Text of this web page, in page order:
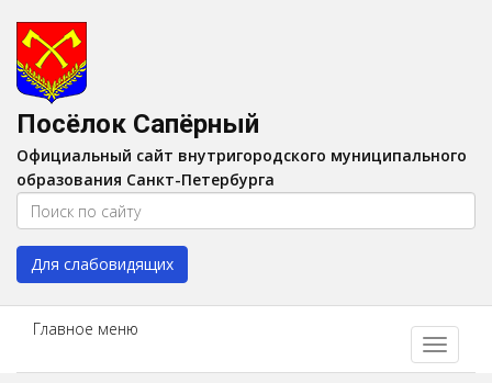
Изображения:
Цвет:A A
Посёлок Сапёрный
Официальный сайт внутригородского муниципального
образования Санкт-Петербурга
Для слабовидящих
Главное меню